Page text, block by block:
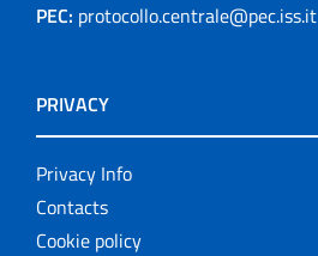
PEC: protocollo.centrale@pec.iss.it
PRIVACY
Privacy Info
Contacts
Cookie policy